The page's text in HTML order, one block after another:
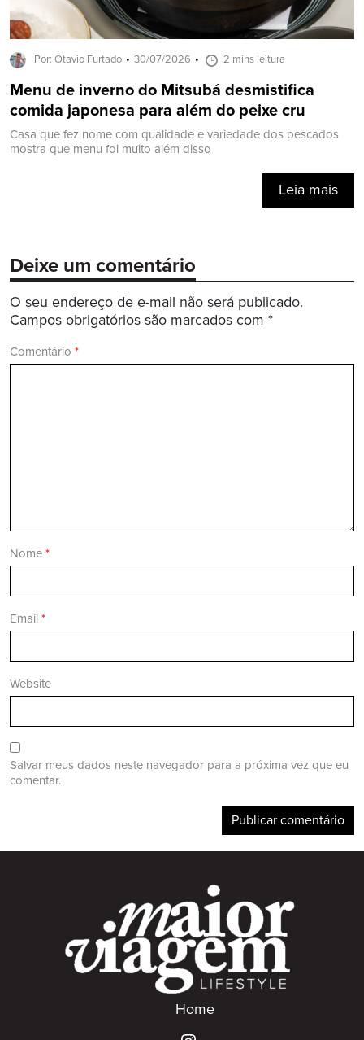
Por: Otavio Furtado 30/07/2026 2 mins leitura
Menu de inverno do Mitsubá desmistifica
comida japonesa para além do peixe cru
Casa que fez nome com qualidade e variedade dos pescados
mostra que menu foi muito além disso
Leia mais
Deixe um comentário
O seu endereço de e-mail não será publicado.
Campos obrigatórios são marcados com *
Comentário *
Nome *
Email *
Website
Salvar meus dados neste navegador para a próxima vez que eu
comentar.
Home